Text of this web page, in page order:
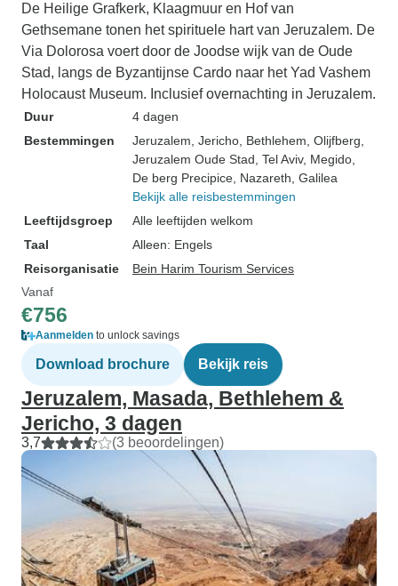
De Heilige Grafkerk, Klaagmuur en Hof van
Gethsemane tonen het spirituele hart van Jeruzalem. De
Via Dolorosa voert door de Joodse wijk van de Oude
Stad, langs de Byzantijnse Cardo naar het Yad Vashem
Holocaust Museum. Inclusief overnachting in Jeruzalem.
Duur
4 dagen
Bestemmingen
Jeruzalem , Jericho , Bethlehem , Olijfberg
Jeruzalem Oude Stad , Tel Aviv, Megido
De berg Precipice , Nazareth , Galilea
Bekijk alle reisbestemmingen
Leeftijdsgroep
Alle leeftijden welkom
Taal
Alleen: Engels
Reisorganisatie
Bein Harim Tourism Services
Vanaf
€756
Aanmelden to unlock savings
Download brochure Bekijk reis
Jeruzalem, Masada, Bethlehem &
Jericho, 3 dagen
3,7 (3 beoordelingen)